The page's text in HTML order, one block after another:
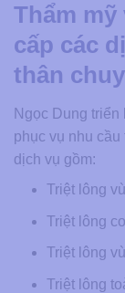
Thẩm
cấp các
thân
Ngọc Dung
phục vụ nhu
dịch vụ gồm:
Triệt lông
Triệt lông
Triệt lông
Triệt lông